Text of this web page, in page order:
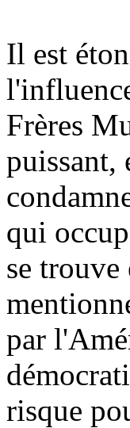
Il est
Frères
puissant,
qui
se trouve
par
risque